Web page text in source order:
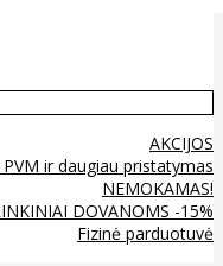
AKCIJOS
ir daugiau pristatymas
NEMOKAMAS!
DOVANOMS -15%
Fizinė parduotuvė